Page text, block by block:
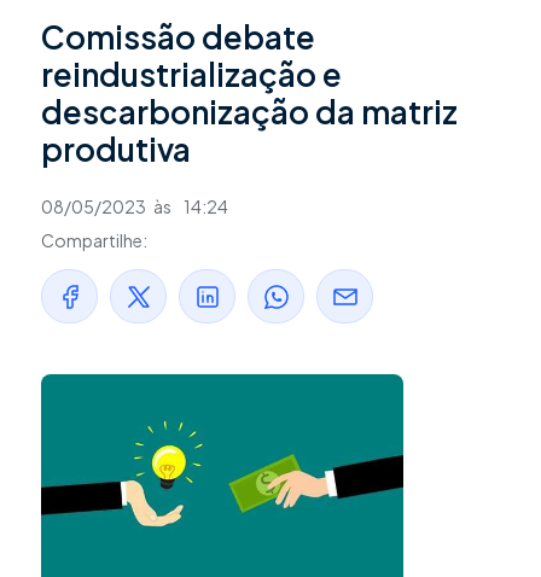
Comissão debate
reindustrialização e
descarbonização da matriz
produtiva
08/05/2023 às
14:24
Compartilhe: